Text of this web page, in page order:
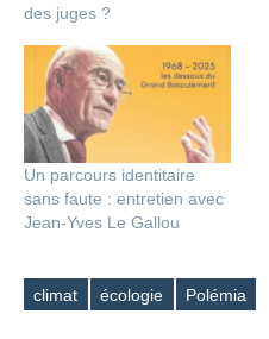
des juges ?
Un parcours identitaire
sans faute : entretien avec
Jean-Yves Le Gallou
Étiquettes
climat écologie Polémia